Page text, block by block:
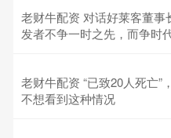
老财牛配资 对话好莱客董事
发者不争一时之先，而争时
老财牛配资 “已致20人死亡”
不想看到这种情况